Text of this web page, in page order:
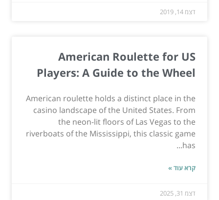
דצמ 14, 2019
American Roulette for US
Players: A Guide to the Wheel
American roulette holds a distinct place in the
casino landscape of the United States. From
the neon-lit floors of Las Vegas to the
riverboats of the Mississippi, this classic game
has...
קרא עוד »
דצמ 31, 2025